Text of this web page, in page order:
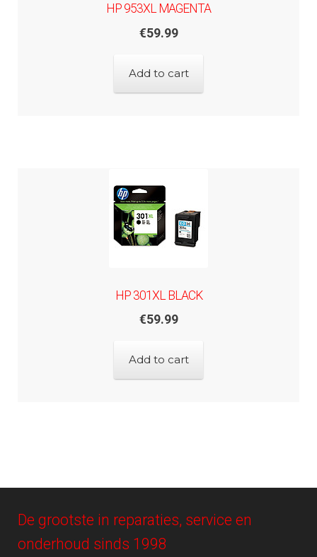
HP 953XL MAGENTA
€59.99
Add to cart
HP 301XL BLACK
€59.99
Add to cart
De grootste in reparaties, service en
onderhoud sinds 1998